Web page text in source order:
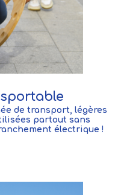
de transport, légères
partout sans
électrique !